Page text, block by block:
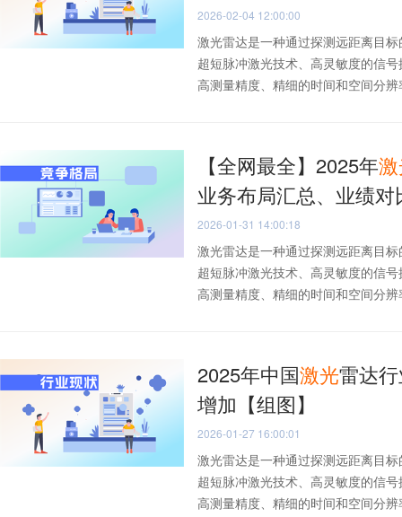
2026-02-04 12:00:00
激光雷达是一种通过探测远距离目
超短脉冲激光技术、高灵敏度的信
高测量精度、精细的时间和空间分
【全网最全】2025年
业务布局汇总、业绩
2026-01-31 14:00:18
激光雷达是一种通过探测远距离目
超短脉冲激光技术、高灵敏度的信
高测量精度、精细的时间和空间分
2025年中国激光雷达
增加【组图】
2026-01-27 16:00:01
激光雷达是一种通过探测远距离目
超短脉冲激光技术、高灵敏度的信
高测量精度、精细的时间和空间分